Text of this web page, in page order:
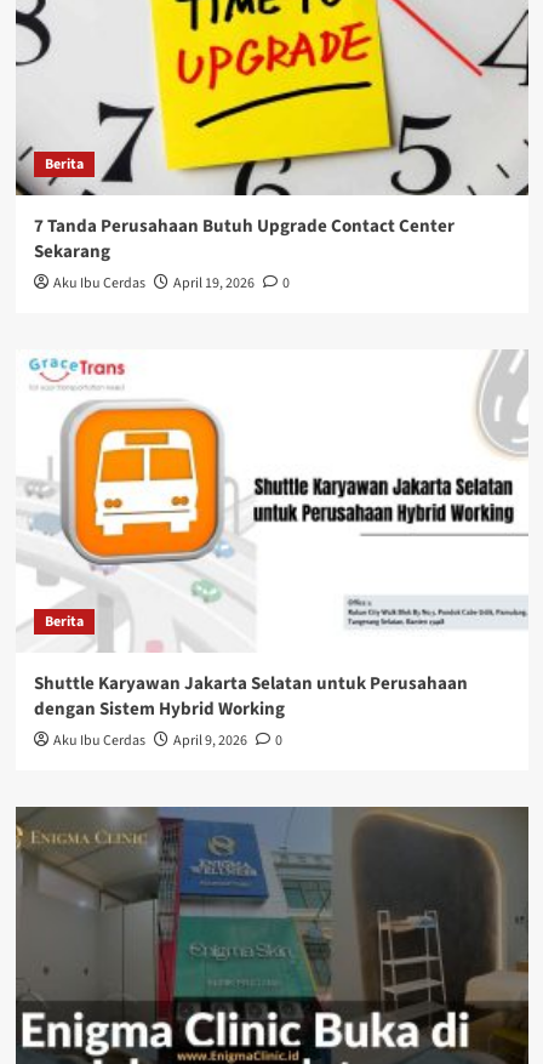
Berita
7 Tanda Perusahaan Butuh Upgrade Contact Center
Sekarang
Aku Ibu Cerdas April 19, 2026 0
Berita
Shuttle Karyawan Jakarta Selatan untuk Perusahaan
dengan Sistem Hybrid Working
Aku Ibu Cerdas April 9, 2026 0